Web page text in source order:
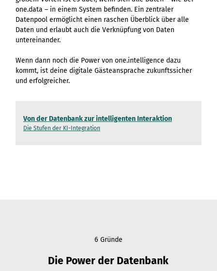
one.data – in einem System befinden. Ein zentraler
Datenpool ermöglicht einen raschen Überblick über alle
Daten und erlaubt auch die Verknüpfung von Daten
untereinander.
Wenn dann noch die Power von one.intelligence dazu
kommt, ist deine digitale Gästeansprache zukunftssicher
und erfolgreicher.
Von der Datenbank zur intelligenten Interaktion
Die Stufen der KI-Integration
6 Gründe
Die Power der Datenbank